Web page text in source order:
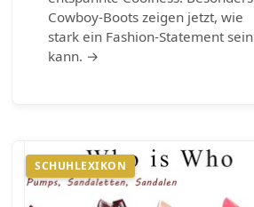
Cowboy-Boots zeigen jetzt, wie
stark ein Fashion-Statement sein
kann. →
SCHUHLEXIKON